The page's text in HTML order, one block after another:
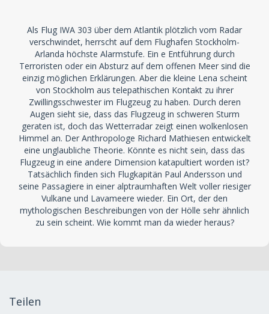
Als Flug IWA 303 über dem Atlantik plötzlich vom Radar
verschwindet, herrscht auf dem Flughafen Stockholm-
Arlanda höchste Alarmstufe. Ein e Entführung durch
Terroristen oder ein Absturz auf dem offenen Meer sind die
einzig möglichen Erklärungen. Aber die kleine Lena scheint
von Stockholm aus telepathischen Kontakt zu ihrer
Zwillingsschwester im Flugzeug zu haben. Durch deren
Augen sieht sie, dass das Flugzeug in schweren Sturm
geraten ist, doch das Wetterradar zeigt einen wolkenlosen
Himmel an. Der Anthropologe Richard Mathiesen entwickelt
eine unglaubliche Theorie. Könnte es nicht sein, dass das
Flugzeug in eine andere Dimension katapultiert worden ist?
Tatsächlich finden sich Flugkapitän Paul Andersson und
seine Passagiere in einer alptraumhaften Welt voller riesiger
Vulkane und Lavameere wieder. Ein Ort, der den
mythologischen Beschreibungen von der Hölle sehr ähnlich
zu sein scheint. Wie kommt man da wieder heraus?
Teilen